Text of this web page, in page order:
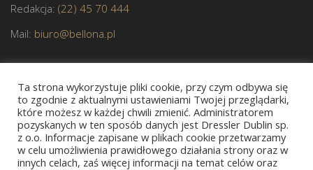
Redakcja: (22) 45 70 444
Mail: biuro@bellona.pl
JESTEŚMY CZŁONKIEM POLSKIEJ IZBY KSIĄŻKI
Ta strona wykorzystuje pliki cookie, przy czym odbywa się
to zgodnie z aktualnymi ustawieniami Twojej przeglądarki,
które możesz w każdej chwili zmienić. Administratorem
pozyskanych w ten sposób danych jest Dressler Dublin sp.
z o.o. Informacje zapisane w plikach cookie przetwarzamy
w celu umożliwienia prawidłowego działania strony oraz w
innych celach, zaś więcej informacji na temat celów oraz